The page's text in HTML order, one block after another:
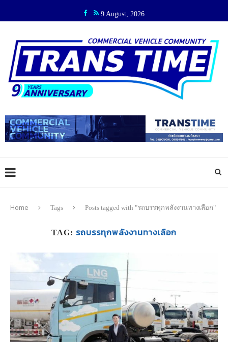
9 August, 2026
Home Tags Posts tagged with "รถบรรทุกพลังงานทางเลือก"
TAG: รถบรรทุกพลังงานทางเลือก